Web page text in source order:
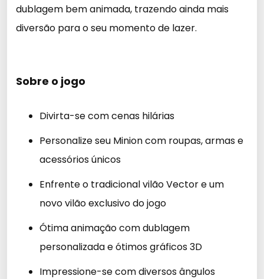
dublagem bem animada, trazendo ainda mais
diversão para o seu momento de lazer.
Sobre o jogo
Divirta-se com cenas hilárias
Personalize seu Minion com roupas, armas e
acessórios únicos
Enfrente o tradicional vilão Vector e um
novo vilão exclusivo do jogo
Ótima animação com dublagem
personalizada e ótimos gráficos 3D
Impressione-se com diversos ângulos